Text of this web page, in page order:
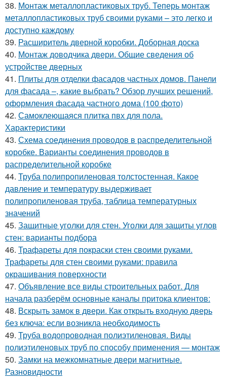
38. Монтаж металлопластиковых труб. Теперь монтаж
металлопластиковых труб своими руками – это легко и
доступно каждому
39. Расширитель дверной коробки. Доборная доска
40. Монтаж доводчика двери. Общие сведения об
устройстве дверных
41. Плиты для отделки фасадов частных домов. Панели
для фасада –, какие выбрать? Обзор лучших решений,
оформления фасада частного дома (100 фото)
42. Самоклеющаяся плитка пвх для пола.
Характеристики
43. Схема соединения проводов в распределительной
коробке. Варианты соединения проводов в
распределительной коробке
44. Труба полипропиленовая толстостенная. Какое
давление и температуру выдерживает
полипропиленовая труба, таблица температурных
значений
45. Защитные уголки для стен. Уголки для защиты углов
стен: варианты подбора
46. Трафареты для покраски стен своими руками.
Трафареты для стен своими руками: правила
окрашивания поверхности
47. Объявление все виды строительных работ. Для
начала разберём основные каналы притока клиентов:
48. Вскрыть замок в двери. Как открыть входную дверь
без ключа: если возникла необходимость
49. Труба водопроводная полиэтиленовая. Виды
полиэтиленовых труб по способу применения — монтаж
50. Замки на межкомнатные двери магнитные.
Разновидности